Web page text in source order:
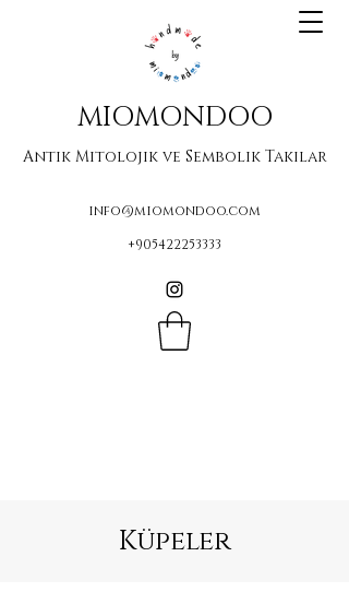
MIOMONDOO
Antik Mitolojik ve Sembolik Takılar
info@miomondoo.com
+905422253333
Küpeler